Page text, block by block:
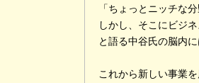
「ちょっとニッチな
しかし、そこにビジ
と語る中谷氏の脳内
これから新しい事業